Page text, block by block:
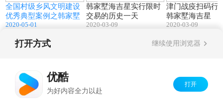
全国村级乡风文明建设
优秀典型案例之韩家墅
2020-05-01
韩家墅海吉星实行限时
交易的历史一天
2020-03-09
津门战疫扫码
韩家墅海吉星
2020-03-09
打开方式 继续使用浏览器
优酷
为好内容全力以赴
打开